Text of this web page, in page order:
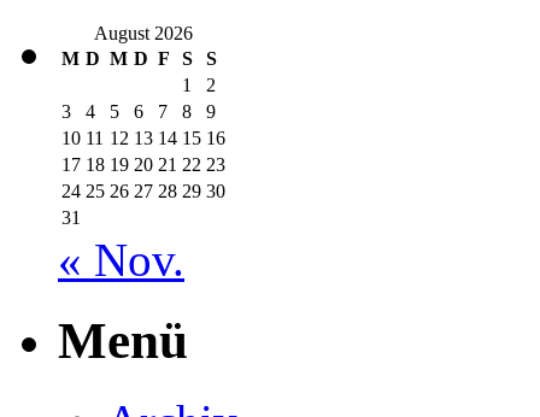
August 2026
M D M D F S
S
1
2
3
4 5 6 7 8
9
10 11 12 13 14 15 16
17 18 19 20 21 22 23
24 25 26 27 28 29 30
31
« Nov.
Menü